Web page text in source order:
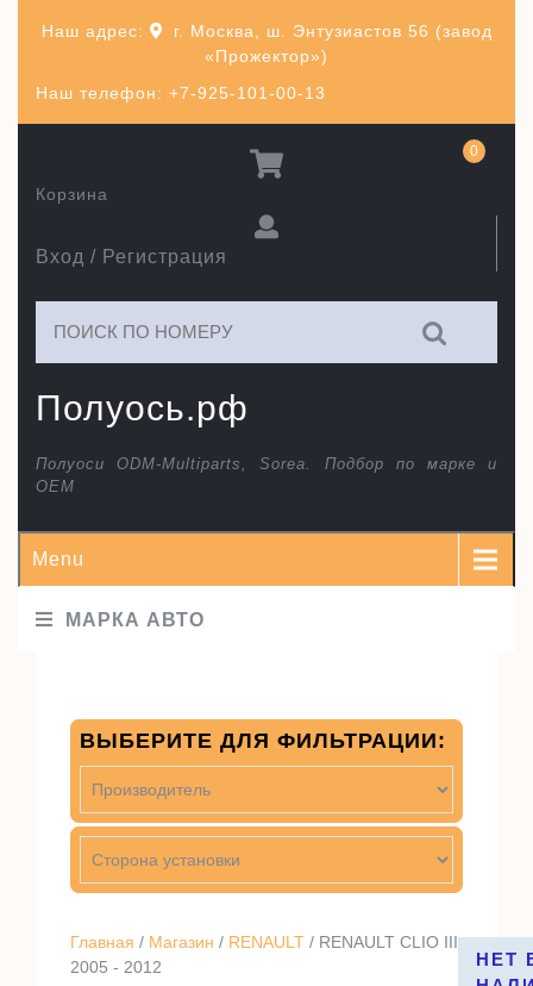
Наш телефон: +7-925-101-00-13
Наш адрес:
г. Москва, ш. Энтузиастов 56 (завод
«Прожектор»)
Полуось.рф
Полуоси ODM-Multiparts, Sorea. Подбор по марке и
ОЕМ
Вход / Регистрация
Корзина
0
Menu
МАРКА АВТО
Главная / Магазин / RENAULT / RENAULT CLIO III
2005 - 2012
НЕТ
ВЫБЕРИТЕ ДЛЯ ФИЛЬТРАЦИИ: